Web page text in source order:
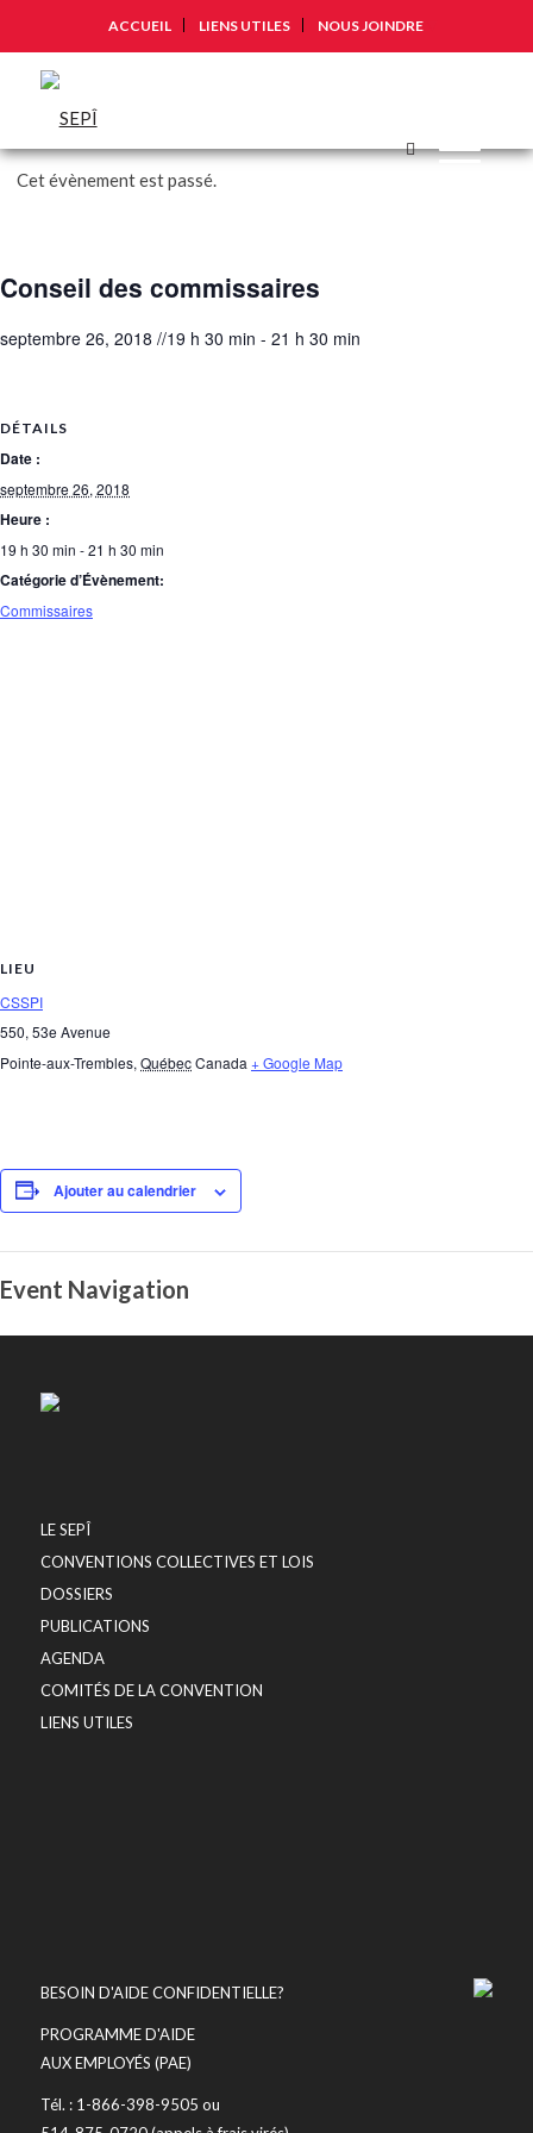
ACCUEIL LIENS UTILES NOUS JOINDRE
Cet évènement est passé.
Conseil des commissaires
septembre 26, 2018 //19 h 30 min - 21 h 30 min
DÉTAILS
Date :
septembre 26, 2018
Heure :
19 h 30 min - 21 h 30 min
Catégorie d’Évènement:
Commissaires
LIEU
CSSPI
550, 53e Avenue
Pointe-aux-Trembles, QuébecCanada + Google Map
Ajouter au calendrier
Event Navigation
LE SEPÎ
CONVENTIONS COLLECTIVES ET LOIS
DOSSIERS
PUBLICATIONS
AGENDA
COMITÉS DE LA CONVENTION
LIENS UTILES
BESOIN D'AIDE CONFIDENTIELLE?
PROGRAMME D'AIDE
AUX EMPLOYÉS (PAE)
Tél. : 1-866-398-9505 ou